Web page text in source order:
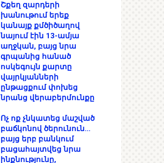
Շքեղ զարդերի
խանութում երեք
կանայք քմծիծաղով
նայում էին 13-ամյա
աղջկան, բայց նրա
գրպանից հանած
ոսկեգույն քարտը
վայրկյանների
ընթացքում փոխեց
նրանց վերաբերմունքը
Ոչ ոք չնկատեց մաշված
բաճկոնով ծերունուն…
բայց երբ բանկում
բացահայտվեց նրա
ինքնությունը,